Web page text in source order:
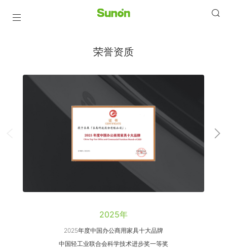
荣誉资质
2025年
2025年度中国办公商用家具十大品牌
中国轻工业联合会科学技术进步奖一等奖